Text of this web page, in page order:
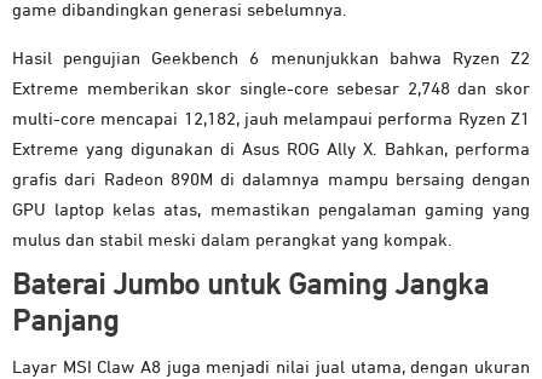
game dibandingkan generasi sebelumnya.
Hasil pengujian Geekbench 6 menunjukkan bahwa Ryzen Z2
Extreme memberikan skor single-core sebesar 2,748 dan skor
multi-core mencapai 12,182, jauh melampaui performa Ryzen Z1
Extreme yang digunakan di Asus ROG Ally X. Bahkan, performa
grafis dari Radeon 890M di dalamnya mampu bersaing dengan
GPU laptop kelas atas, memastikan pengalaman gaming yang
mulus dan stabil meski dalam perangkat yang kompak.
Baterai Jumbo untuk Gaming Jangka
Panjang
Layar MSI Claw A8 juga menjadi nilai jual utama, dengan ukuran